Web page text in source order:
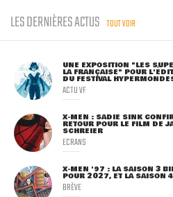
LES DERNIÈRES ACTUS TOUT VOIR
UNE EXPOSITION "LES
LA FRANÇAISE" POUR
DU FESTIVAL
ACTU VF
X-MEN : SADIE SINK
RETOUR POUR LE FILM DE
SCHREIER
ECRANS
X-MEN '97 : LA SAISON 3
POUR 2027, ET LA SAISON
BRÈVE